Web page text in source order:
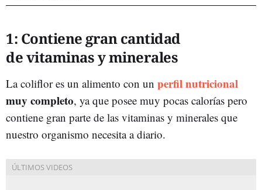
1: Contiene gran cantidad
de vitaminas y minerales
La coliflor es un alimento con un perfil nutricional
muy completo, ya que posee muy pocas calorías pero
contiene gran parte de las vitaminas y minerales que
nuestro organismo necesita a diario.